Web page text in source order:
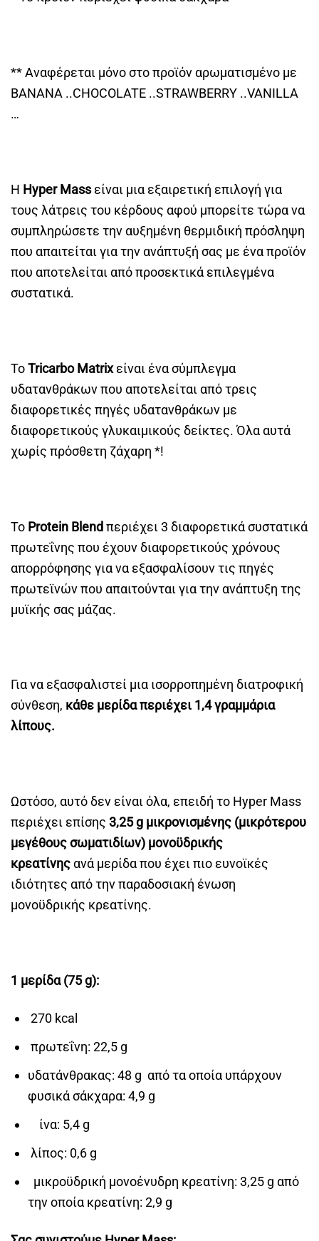
** Αναφέρεται μόνο στο προϊόν αρωματισμένο με
BANANA ..CHOCOLATE ..STRAWBERRY ..VANILLA
…
Η Hyper Massείναι μια εξαιρετική επιλογή για
τους λάτρεις του κέρδους αφού μπορείτε τώρα να
συμπληρώσετε την αυξημένη θερμιδική πρόσληψη
που απαιτείται για την ανάπτυξή σας με ένα προϊόν
που αποτελείται από προσεκτικά επιλεγμένα
συστατικά.
ΤοTricarbo Matrixείναι ένα σύμπλεγμα
υδατανθράκων που αποτελείται από τρεις
διαφορετικές πηγές υδατανθράκων με
διαφορετικούς γλυκαιμικούς δείκτες. Όλα αυτά
χωρίς πρόσθετη ζάχαρη *!
Το Protein Blendπεριέχει 3 διαφορετικά συστατικά
πρωτεΐνης που έχουν διαφορετικούς χρόνους
απορρόφησης για να εξασφαλίσουν τις πηγές
πρωτεϊνών που απαιτούνται για την ανάπτυξη της
μυϊκής σας μάζας.
Για να εξασφαλιστεί μια ισορροπημένη διατροφική
σύνθεση, κάθε μερίδα περιέχει 1,4 γραμμάρια
λίπους.
Ωστόσο, αυτό δεν είναι όλα, επειδή το Hyper Mass
περιέχει επίσης 3,25 g μικρονισμένης (μικρότερου
μεγέθους σωματιδίων) μονοϋδρικής
κρεατίνηςανά μερίδα που έχει πιο ευνοϊκές
ιδιότητες από την παραδοσιακή ένωση
μονοϋδρικής κρεατίνης.
1 μερίδα (75 g):
270 kcal
πρωτεΐνη: 22,5 g
υδατάνθρακας: 48 g από τα οποία υπάρχουν
φυσικά σάκχαρα: 4,9 g
ίνα: 5,4 g
λίπος: 0,6 g
μικροϋδρική μονοένυδρη κρεατίνη: 3,25 g από
την οποία κρεατίνη: 2,9 g